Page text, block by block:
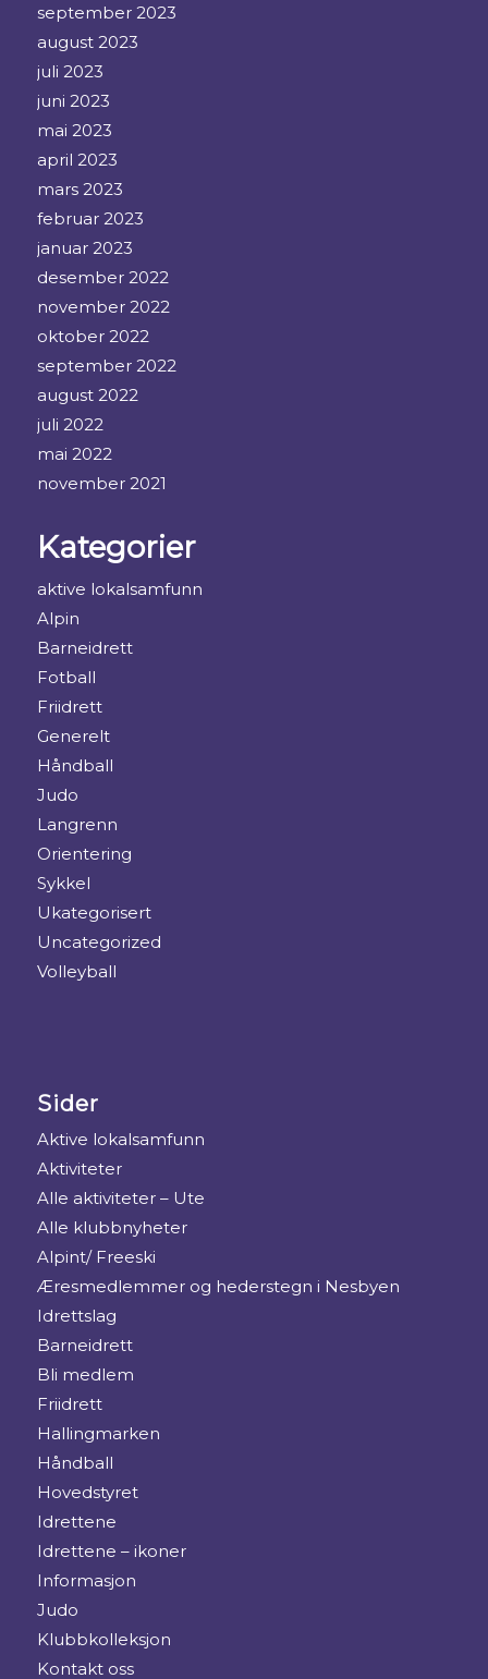
september 2023
august 2023
juli 2023
juni 2023
mai 2023
april 2023
mars 2023
februar 2023
januar 2023
desember 2022
november 2022
oktober 2022
september 2022
august 2022
juli 2022
mai 2022
november 2021
Kategorier
aktive lokalsamfunn
Alpin
Barneidrett
Fotball
Friidrett
Generelt
Håndball
Judo
Langrenn
Orientering
Sykkel
Ukategorisert
Uncategorized
Volleyball
Sider
Aktive lokalsamfunn
Aktiviteter
Alle aktiviteter – Ute
Alle klubbnyheter
Alpint/ Freeski
Æresmedlemmer og hederstegn i Nesbyen
Idrettslag
Barneidrett
Bli medlem
Friidrett
Hallingmarken
Håndball
Hovedstyret
Idrettene
Idrettene – ikoner
Informasjon
Judo
Klubbkolleksjon
Kontakt oss